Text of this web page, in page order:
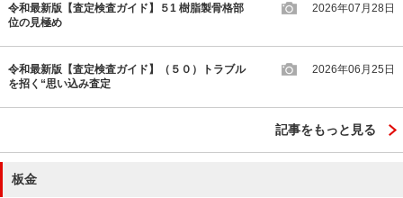
令和最新版【査定検査ガイド】５1 樹脂製骨格部
位の見極め
2026年07月28日
令和最新版【査定検査ガイド】（５０）トラブル
を招く“思い込み査定
2026年06月25日
記事をもっと見る
板金